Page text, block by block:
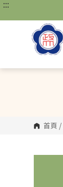
跳
主
:::
首頁 /